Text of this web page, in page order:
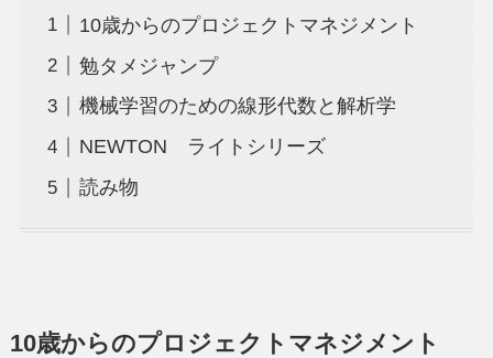
10歳からのプロジェクトマネジメント
勉タメジャンプ
機械学習のための線形代数と解析学
NEWTON ライトシリーズ
読み物
10歳からのプロジェクトマネジメント